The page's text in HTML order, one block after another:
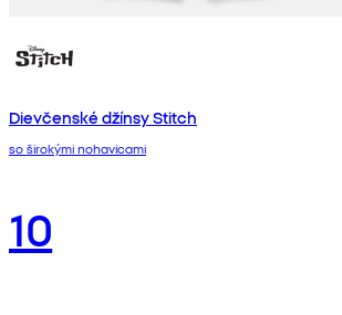
Dievčenské džínsy Stitch
so širokými nohavicami
10